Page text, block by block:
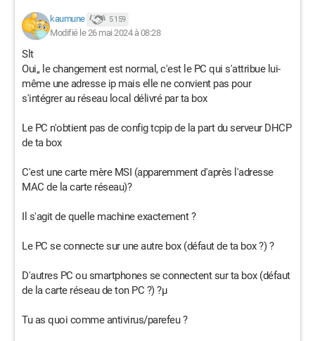
kaumune 5 159
Modifié le 26 mai 2024 à 08:28
Slt
Oui,, le changement est normal, c'est le PC qui s'attribue lui-
même une adresse ip mais elle ne convient pas pour
s'intégrer au réseau local délivré par ta box
Le PC n'obtient pas de config tcpip de la part du serveur DHCP
de ta box
C'est une carte mère MSI (apparemment d'après l'adresse
MAC de la carte réseau)?
Il s'agit de quelle machine exactement ?
Le PC se connecte sur une autre box (défaut de ta box ?) ?
D'autres PC ou smartphones se connectent sur ta box (défaut
de la carte réseau de ton PC ?) ?µ
Tu as quoi comme antivirus/parefeu ?